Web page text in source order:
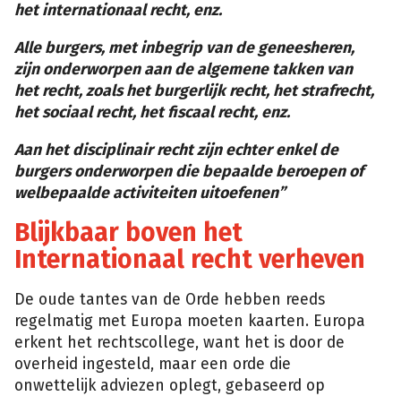
het internationaal recht, enz.
Alle burgers, met inbegrip van de geneesheren,
zijn onderworpen aan de algemene takken van
het recht, zoals het burgerlijk recht, het strafrecht,
het sociaal recht, het fiscaal recht, enz.
Aan het disciplinair recht zijn echter enkel de
burgers onderworpen die bepaalde beroepen of
welbepaalde activiteiten uitoefenen”
Blijkbaar boven het
Internationaal recht verheven
De oude tantes van de Orde hebben reeds
regelmatig met Europa moeten kaarten. Europa
erkent het rechtscollege, want het is door de
overheid ingesteld, maar een orde die
onwettelijk adviezen oplegt, gebaseerd op